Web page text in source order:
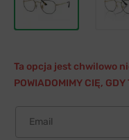
Ta opcja jest chwilowo
POWIADOMIMY CIĘ,
Email